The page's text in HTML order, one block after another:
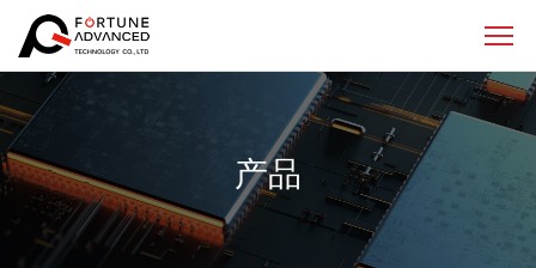
产品